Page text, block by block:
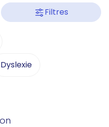
Filtres
Dyslexie